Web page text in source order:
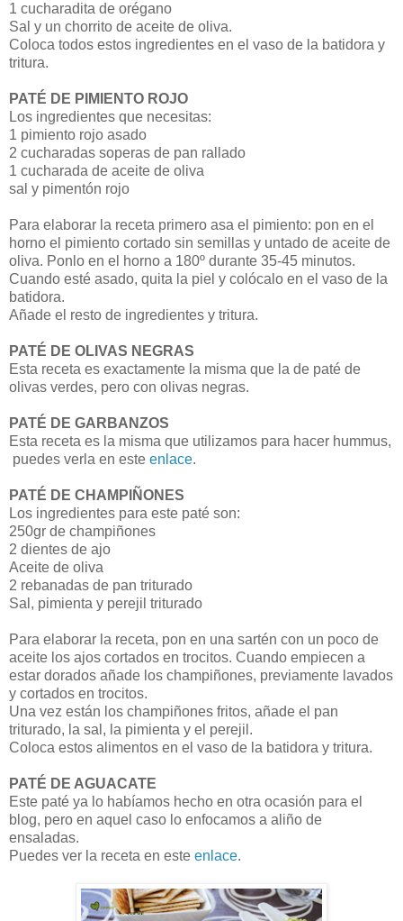
1 cucharadita de orégano
Sal y un chorrito de aceite de oliva.
Coloca todos estos ingredientes en el vaso de la batidora y
tritura.
PATÉ DE PIMIENTO ROJO
Los ingredientes que necesitas:
1 pimiento rojo asado
2 cucharadas soperas de pan rallado
1 cucharada de aceite de oliva
sal y pimentón rojo
Para elaborar la receta primero asa el pimiento: pon en el
horno el pimiento cortado sin semillas y untado de aceite de
oliva. Ponlo en el horno a 180º durante 35-45 minutos.
Cuando esté asado, quita la piel y colócalo en el vaso de la
batidora.
Añade el resto de ingredientes y tritura.
PATÉ DE OLIVAS NEGRAS
Esta receta es exactamente la misma que la de paté de
olivas verdes, pero con olivas negras.
PATÉ DE GARBANZOS
Esta receta es la misma que utilizamos para hacer hummus,
puedes verla en este enlace.
PATÉ DE CHAMPIÑONES
Los ingredientes para este paté son:
250gr de champiñones
2 dientes de ajo
Aceite de oliva
2 rebanadas de pan triturado
Sal, pimienta y perejil triturado
Para elaborar la receta, pon en una sartén con un poco de
aceite los ajos cortados en trocitos. Cuando empiecen a
estar dorados añade los champiñones, previamente lavados
y cortados en trocitos.
Una vez están los champiñones fritos, añade el pan
triturado, la sal, la pimienta y el perejil.
Coloca estos alimentos en el vaso de la batidora y tritura.
PATÉ DE AGUACATE
Este paté ya lo habíamos hecho en otra ocasión para el
blog, pero en aquel caso lo enfocamos a aliño de
ensaladas.
Puedes ver la receta en este enlace.